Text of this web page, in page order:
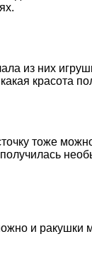
из них
красота
тоже
получилась
и ракушки